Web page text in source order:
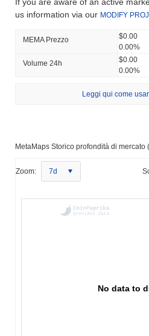
us information via our MODIFY
MEMA Prezzo
$0.00
0.00%
Volume 24h
$0.00
0.00%
Leggi qui come
MetaMaps Storico profondità di mercato
Zoom: 7d
No data to